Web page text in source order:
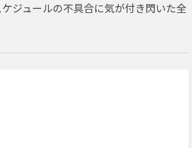
ジュールの不具合に気が付き閃いた全